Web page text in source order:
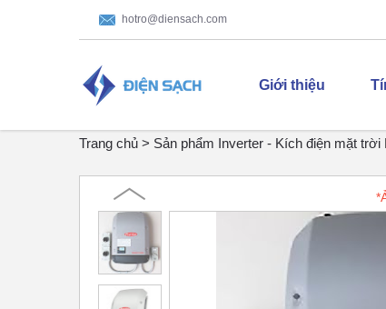
hotro@diensach.com
Giới thiệu
Trang chủ > Sản phẩm Inverter - Kích điện mặt trời